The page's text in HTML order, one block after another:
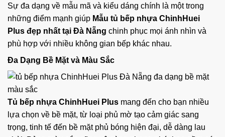
Sự đa dạng về mẫu mã và kiểu dáng chính là một trong
những điểm mạnh giúp Mẫu tủ bếp nhựa ChinhHuei
Plus đẹp nhất tại Đà Nẵng chinh phục mọi ánh nhìn và
phù hợp với nhiều không gian bếp khác nhau.
Đa Dạng Bề Mặt và Màu Sắc
Tủ bếp nhựa ChinhHuei Plus mang đến cho bạn nhiều
lựa chọn về bề mặt, từ loại phủ mờ tạo cảm giác sang
trọng, tinh tế đến bề mặt phủ bóng hiện đại, dễ dàng lau